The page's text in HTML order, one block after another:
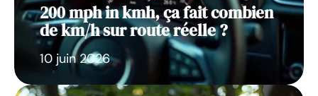
200 mph in kmh, ça fait combien
de km/h sur route réelle ?
10 juin 2026